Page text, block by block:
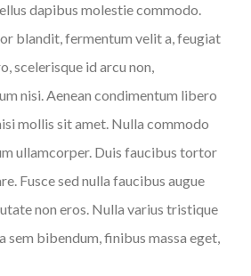
dapibus molestie commodo.
blandit, fermentum velit a, feugiat
scelerisque id arcu non,
nisi. Aenean condimentum libero
mollis sit amet. Nulla commodo
ullamcorper. Duis faucibus tortor
Fusce sed nulla faucibus augue
non eros. Nulla varius tristique
sem bibendum, finibus massa eget,